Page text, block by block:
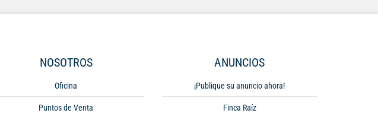
NOSOTROS
Oficina
Puntos de Venta
ANUNCIOS
¡Publique su anuncio ahora!
Finca Raíz